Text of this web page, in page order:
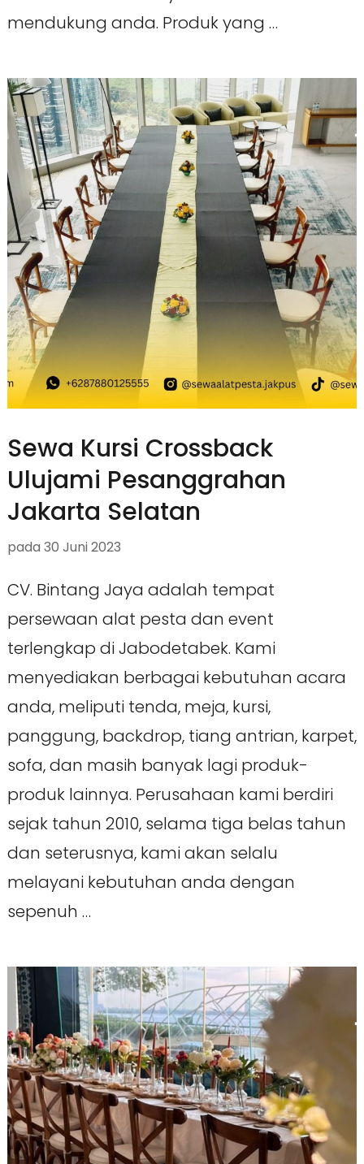
mendukung anda. Produk yang …
Sewa Kursi Crossback
Ulujami Pesanggrahan
Jakarta Selatan
pada 30 Juni 2023
CV. Bintang Jaya adalah tempat
persewaan alat pesta dan event
terlengkap di Jabodetabek. Kami
menyediakan berbagai kebutuhan acara
anda, meliputi tenda, meja, kursi,
panggung, backdrop, tiang antrian, karpet,
sofa, dan masih banyak lagi produk-
produk lainnya. Perusahaan kami berdiri
sejak tahun 2010, selama tiga belas tahun
dan seterusnya, kami akan selalu
melayani kebutuhan anda dengan
sepenuh …